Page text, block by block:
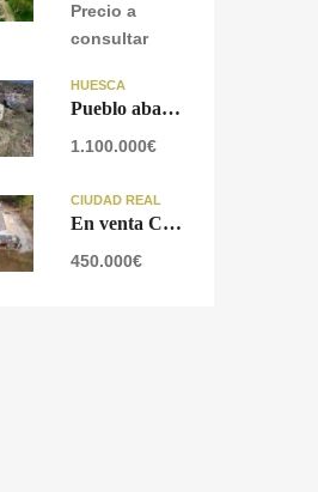
Precio a
consultar
HUESCA
Pueblo abandonado con proyecto urbanístico aprobado en Prepirineo Aragonés.
1.100.000€
CIUDAD REAL
En venta Cortijo Rural en Lagunas de Ruidera, Ciudad Real.
450.000€